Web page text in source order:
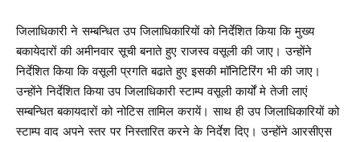
जिलाधिकारी ने सम्बन्धित उप जिलाधिकारियों को निर्देशित किया कि मुख्य
बकायेदारों की अमीनवार सूची बनाते हुए राजस्व वसूली की जाए। उन्होंने
निर्देशित किया कि वसूली प्रगति बढाते हुए इसकी मॉनिटिरिंग भी की जाए।
उन्होंने निर्देशित किया उप जिलाधिकारी स्टाम्प वसूली कार्यों मे तेजी लाएं
सम्बन्धित बकायदारों को नोटिस तामिल करायें। साथ ही उप जिलाधिकारियों को
स्टाम्प वाद अपने स्तर पर निस्तारित करने के निर्देश दिए। उन्होंने आरसीएस